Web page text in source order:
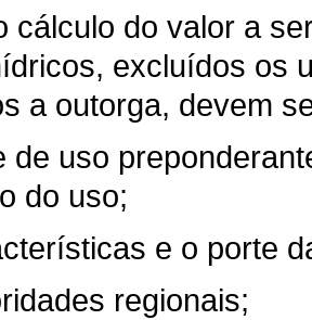
cálculo do valor a
excluídos os
a outorga, devem
de uso
do uso;
e o porte
regionais;